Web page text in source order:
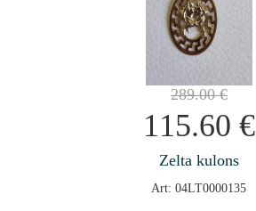
289.00€
115.60 €
Zelta kulons
Art: 04LT0000135